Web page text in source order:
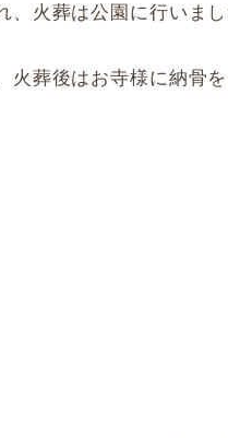
火葬は公園に行いまし
火葬後はお寺様に納骨